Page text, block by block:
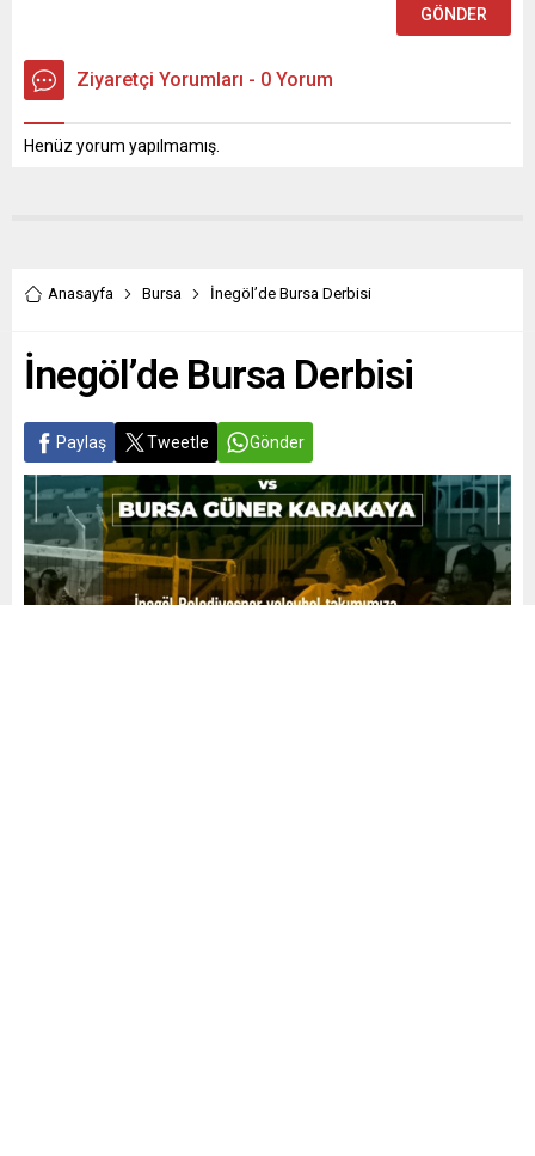
Ziyaretçi Yorumları - 0 Yorum
Henüz yorum yapılmamış.
Anasayfa Bursa İnegöl’de Bursa Derbisi
İnegöl’de Bursa Derbisi
Paylaş Tweetle Gönder